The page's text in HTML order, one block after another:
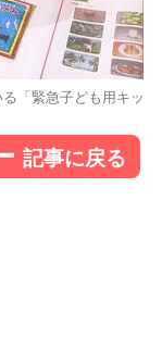
「緊急子ども用キッ
記事に戻る